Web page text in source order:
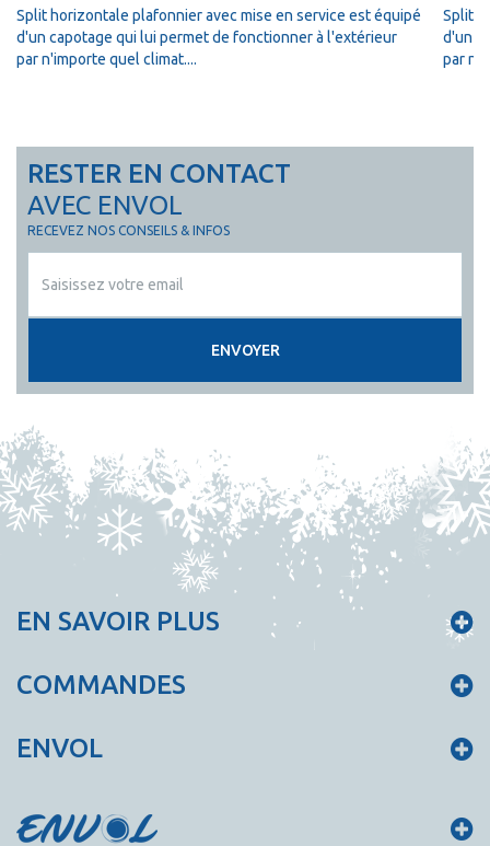
Split horizontale plafonnier avec mise en service est équipé
d'un capotage qui lui permet de fonctionner à l'extérieur
par n'importe quel climat....
Split
d'un
par
RESTER EN CONTACT
AVEC ENVOL
RECEVEZ NOS CONSEILS & INFOS
ENVOYER
EN SAVOIR PLUS
COMMANDES
ENVOL